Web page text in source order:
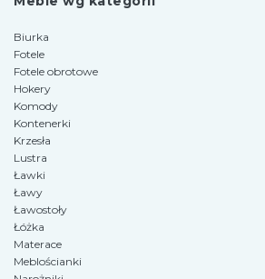
Biurka
Fotele
Fotele obrotowe
Hokery
Komody
Kontenerki
Krzesła
Lustra
Ławki
Ławy
Ławostoły
Łóżka
Materace
Meblościanki